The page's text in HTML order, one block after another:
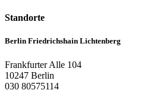
Standorte
Berlin Friedrichshain Lichtenberg
Frankfurter Alle 104
10247 Berlin
030 80575114